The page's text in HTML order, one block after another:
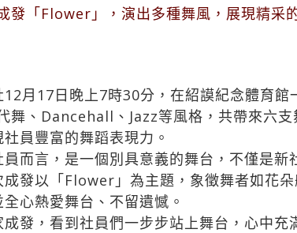
「Flower」，演出多種舞風，展現精采
月17日晚上7時30分，在紹謨紀念體育館
、Dancehall、Jazz等風格，共帶來六
員豐富的舞蹈表現力。
而言，是一個別具意義的舞台，不僅是新
發以「Flower」為主題，象徵舞者如花
心熱愛舞台、不留遺憾。
發，看到社員們一步步站上舞台，心中充